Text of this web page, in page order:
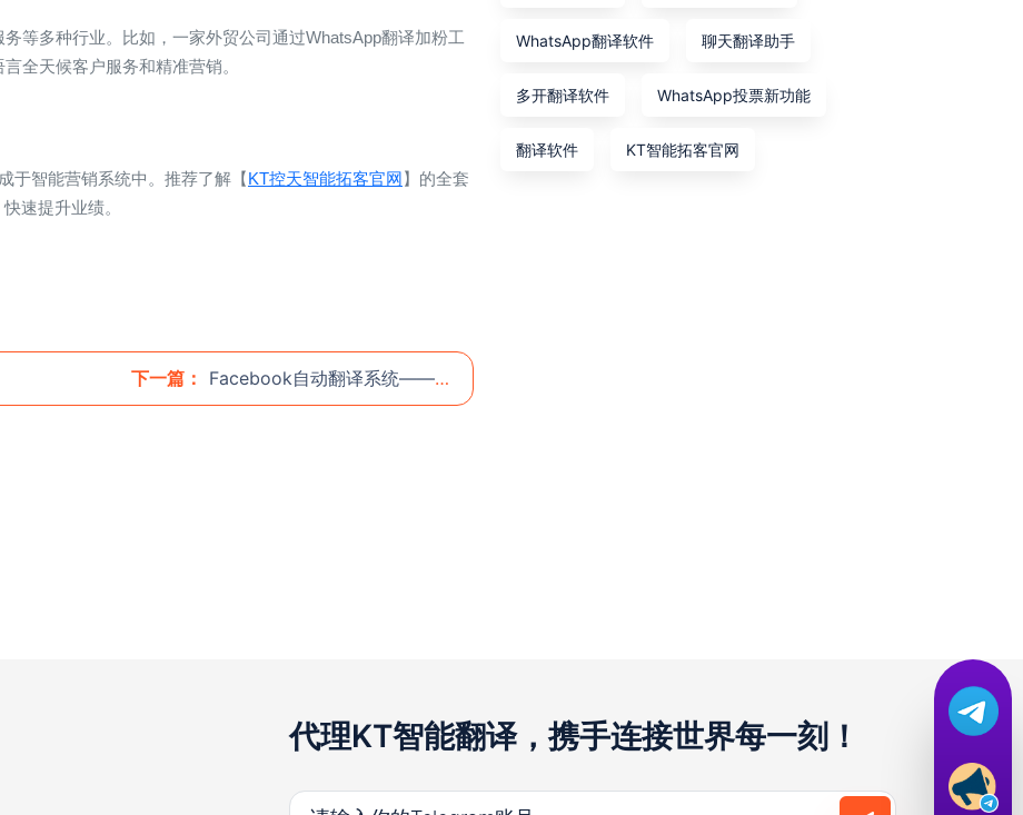
等多种行业。比如，一家外贸公司通过WhatsApp翻译加粉工
全天候客户服务和精准营销。
于智能营销系统中。推荐了解【KT控天智能拓客官网】的全套
速提升业绩。
下一篇： Facebook自动翻译系统——打破语言障碍，拓展全球社媒营销新天地 🌍🔄
WhatsApp翻译软件 聊天翻译助手
多开翻译软件 WhatsApp投票新功能
翻译软件 KT智能拓客官网
代理KT智能翻译，携手连接世界每一刻！